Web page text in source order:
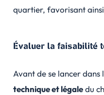
quartier, favorisant
Évaluer la faisabilité
Avant de se lancer
technique et légaledu